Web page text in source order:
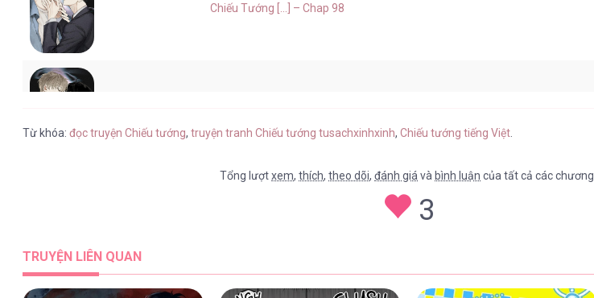
Chiếu Tướng [...] – Chap 98
Từ khóa:đọc truyện Chiếu tướng,truyện tranh Chiếu tướng tusachxinhxinh,Chiếu tướng tiếng Việt
Tổng lượtxem,thích,theo dõi,đánh giá và bình luận của tất cả các chương.
3
TRUYỆN LIÊN QUAN